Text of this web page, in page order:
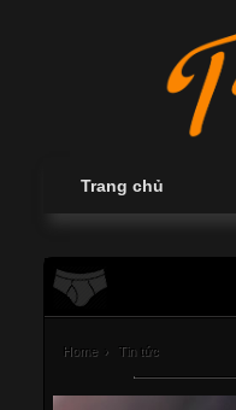
Trang chủ
Home › Tin tức